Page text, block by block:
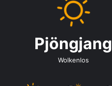
Pjöngjang
Wolkenlos